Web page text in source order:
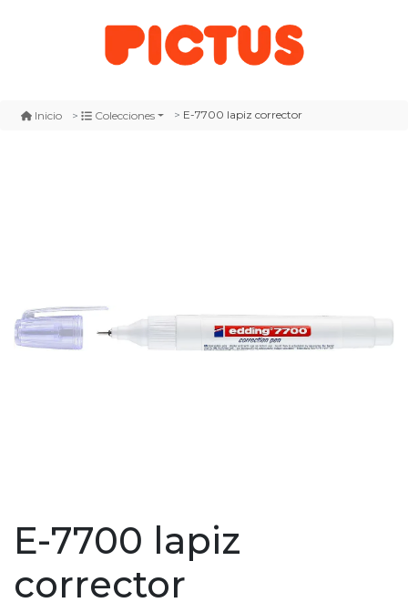
Inicio Colecciones E-7700 lapiz corrector
E-7700 lapiz
corrector